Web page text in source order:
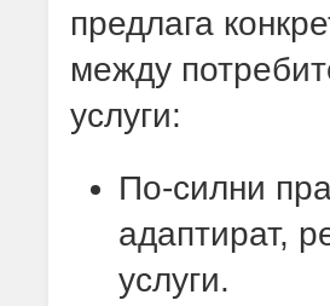
предлага
между
услуги:
По-силни
адаптират,
услуги.